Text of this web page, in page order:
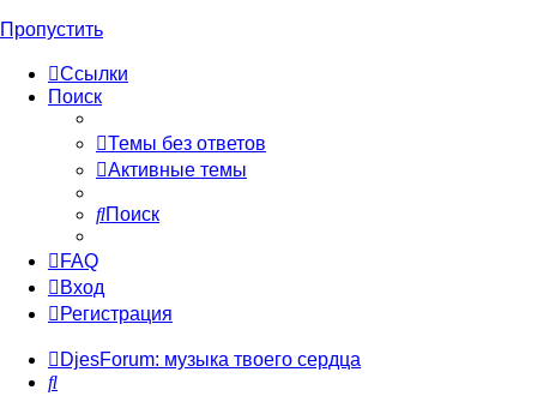
Пропустить
Ссылки
Поиск
Темы без ответов
Активные темы
Поиск
FAQ
Вход
Регистрация
DjesForum: музыка твоего сердца
Поиск